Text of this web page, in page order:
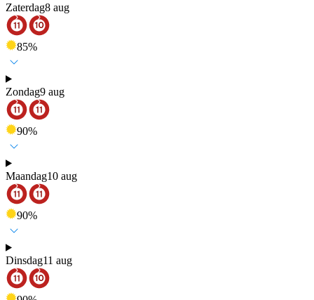
Zaterdag8 aug
85%
Zondag9 aug
90%
Maandag10 aug
90%
Dinsdag11 aug